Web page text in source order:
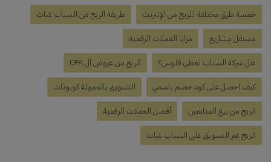
خمسة طرق مختلفة للربح من الإنترنت طريقة الربح من السناب شات
مستقل مشاريع مزايا العملات الرقمية
هل شركة السناب تعطي فلوس؟ الربح من عروض ال CPA
كيف احصل على كود خصم باسمي التسويق بالعمولة كوبونات
الربح من بيع المتابعين أفضل العملات الرقمية
الربح عبر التسويق على السناب شات